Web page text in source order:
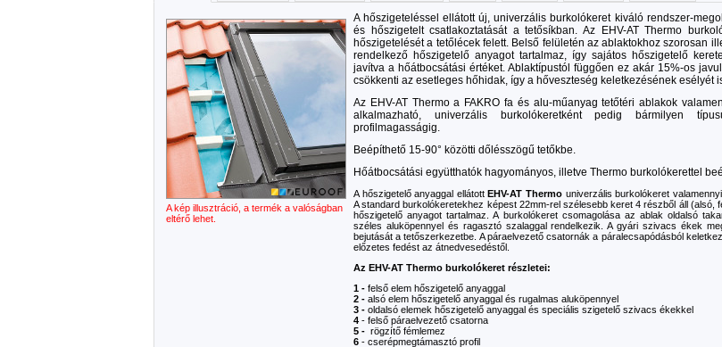
A kép illusztráció, a termék a valóságban
eltérő lehet.
A hőszigeteléssel ellátott új, univerzális burkolókeret kiváló rendszer-
és hőszigetelt csatlakoztatását a tetősíkban. Az EHV-AT Thermo
hőszigetelését a tetőlécek felett. Belső felületén az ablaktokhoz szorosan
rendelkező hőszigetelő anyagot tartalmaz, így sajátos hőszigetelő
javítva a hőátbocsátási értéket. Ablaktípustól függően ez akár 15%-os
csökkenti az esetleges hőhidak, így a hőveszteség keletkezésének esélyét
Az EHV-AT Thermo a FAKRO fa és alu-műanyag tetőtéri ablakok
alkalmazható, univerzális burkolókeretként pedig bármilyen
profilmagasságig.
Beépíthető 15-90° közötti dőlésszögű tetőkbe.
Hőátbocsátási együtthatók hagyományos, illetve Thermo burkolókerettel
A hőszigetelő anyaggal ellátottEHV-AT Thermo univerzális burkolókeret
A standard burkolókeretekhez képest 22mm-rel szélesebb keret 4 részből áll (alsó,
hőszigetelő anyagot tartalmaz. A burkolókeret csomagolása az ablak oldalsó
széles aluköpennyel és ragasztó szalaggal rendelkezik. A gyári szivacs ékek
bejutását a tetőszerkezetbe. A páraelvezető csatornák a páralecsapódásból
előzetes fedést az átnedvesedéstől.
Az EHV-AT Thermo burkolókeret részletei:
1 - felső elem hőszigetelő anyaggal
2 - alsó elem hőszigetelő anyaggal és rugalmas aluköpennyel
3 - oldalsó elemek hőszigetelő anyaggal és speciális szigetelő szivacs ékekkel
4 - felső páraelvezető csatorna
5 - rögzítő fémlemez
6 - cserépmegtámasztó profil